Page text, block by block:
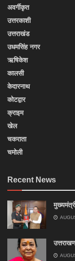
अवर्गीकृत
उत्तरकाशी
उत्तराखंड
उधमसिंह नगर
ऋषिकेश
कालसी
केदारनाथ
कोटद्वार
क्राइम
खेल
चकराता
चमोली
Recent News